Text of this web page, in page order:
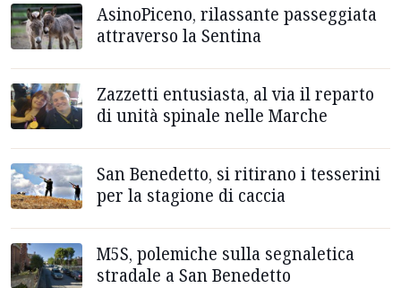
AsinoPiceno, rilassante passeggiata
attraverso la Sentina
Zazzetti entusiasta, al via il reparto
di unità spinale nelle Marche
San Benedetto, si ritirano i tesserini
per la stagione di caccia
M5S, polemiche sulla segnaletica
stradale a San Benedetto